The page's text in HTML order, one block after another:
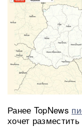
Ранее TopNews
хочет